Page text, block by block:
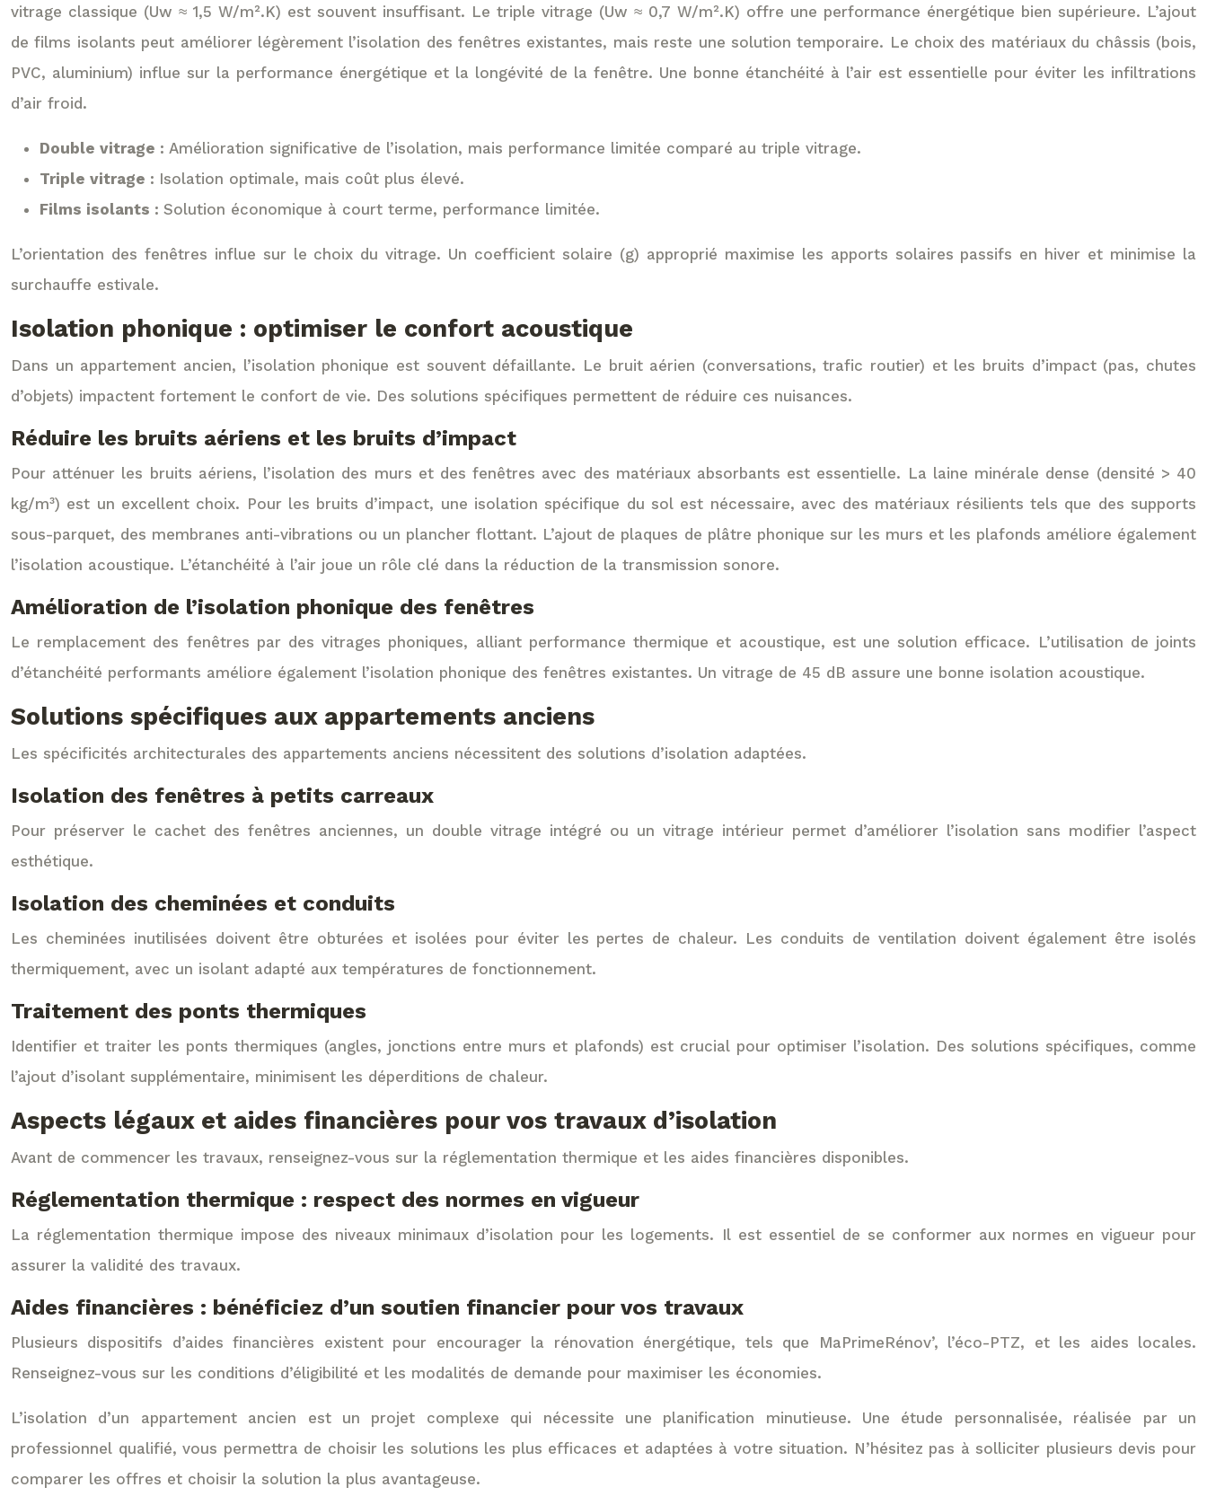
vitrage classique (Uw ≈ 1,5 W/m².K) est souvent insuffisant. Le triple vitrage (Uw ≈ 0,7 W/m².K) offre une performance énergétique bien supérieure. L’ajout
de films isolants peut améliorer légèrement l’isolation des fenêtres existantes, mais reste une solution temporaire. Le choix des matériaux du châssis (bois,
PVC, aluminium) influe sur la performance énergétique et la longévité de la fenêtre. Une bonne étanchéité à l’air est essentielle pour éviter les infiltrations
d’air froid.
Double vitrage : Amélioration significative de l’isolation, mais performance limitée comparé au triple vitrage.
Triple vitrage : Isolation optimale, mais coût plus élevé.
Films isolants : Solution économique à court terme, performance limitée.
L’orientation des fenêtres influe sur le choix du vitrage. Un coefficient solaire (g) approprié maximise les apports solaires passifs en hiver et minimise la
surchauffe estivale.
Isolation phonique : optimiser le confort acoustique
Dans un appartement ancien, l’isolation phonique est souvent défaillante. Le bruit aérien (conversations, trafic routier) et les bruits d’impact (pas, chutes
d’objets) impactent fortement le confort de vie. Des solutions spécifiques permettent de réduire ces nuisances.
Réduire les bruits aériens et les bruits d’impact
Pour atténuer les bruits aériens, l’isolation des murs et des fenêtres avec des matériaux absorbants est essentielle. La laine minérale dense (densité > 40
kg/m³) est un excellent choix. Pour les bruits d’impact, une isolation spécifique du sol est nécessaire, avec des matériaux résilients tels que des supports
sous-parquet, des membranes anti-vibrations ou un plancher flottant. L’ajout de plaques de plâtre phonique sur les murs et les plafonds améliore également
l’isolation acoustique. L’étanchéité à l’air joue un rôle clé dans la réduction de la transmission sonore.
Amélioration de l’isolation phonique des fenêtres
Le remplacement des fenêtres par des vitrages phoniques, alliant performance thermique et acoustique, est une solution efficace. L’utilisation de joints
d’étanchéité performants améliore également l’isolation phonique des fenêtres existantes. Un vitrage de 45 dB assure une bonne isolation acoustique.
Solutions spécifiques aux appartements anciens
Les spécificités architecturales des appartements anciens nécessitent des solutions d’isolation adaptées.
Isolation des fenêtres à petits carreaux
Pour préserver le cachet des fenêtres anciennes, un double vitrage intégré ou un vitrage intérieur permet d’améliorer l’isolation sans modifier l’aspect
esthétique.
Isolation des cheminées et conduits
Les cheminées inutilisées doivent être obturées et isolées pour éviter les pertes de chaleur. Les conduits de ventilation doivent également être isolés
thermiquement, avec un isolant adapté aux températures de fonctionnement.
Traitement des ponts thermiques
Identifier et traiter les ponts thermiques (angles, jonctions entre murs et plafonds) est crucial pour optimiser l’isolation. Des solutions spécifiques, comme
l’ajout d’isolant supplémentaire, minimisent les déperditions de chaleur.
Aspects légaux et aides financières pour vos travaux d’isolation
Avant de commencer les travaux, renseignez-vous sur la réglementation thermique et les aides financières disponibles.
Réglementation thermique : respect des normes en vigueur
La réglementation thermique impose des niveaux minimaux d’isolation pour les logements. Il est essentiel de se conformer aux normes en vigueur pour
assurer la validité des travaux.
Aides financières : bénéficiez d’un soutien financier pour vos travaux
Plusieurs dispositifs d’aides financières existent pour encourager la rénovation énergétique, tels que MaPrimeRénov’, l’éco-PTZ, et les aides locales.
Renseignez-vous sur les conditions d’éligibilité et les modalités de demande pour maximiser les économies.
L’isolation d’un appartement ancien est un projet complexe qui nécessite une planification minutieuse. Une étude personnalisée, réalisée par un
professionnel qualifié, vous permettra de choisir les solutions les plus efficaces et adaptées à votre situation. N’hésitez pas à solliciter plusieurs devis pour
comparer les offres et choisir la solution la plus avantageuse.